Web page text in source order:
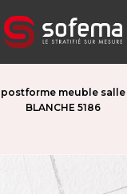
postforme meuble salle
BLANCHE 5186